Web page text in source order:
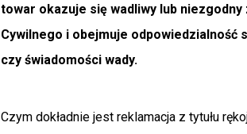
towar okazuje się wadliwy lub
Cywilnego i obejmuje
czy świadomości wady.
Czym dokładnie jest reklamacja z tytułu